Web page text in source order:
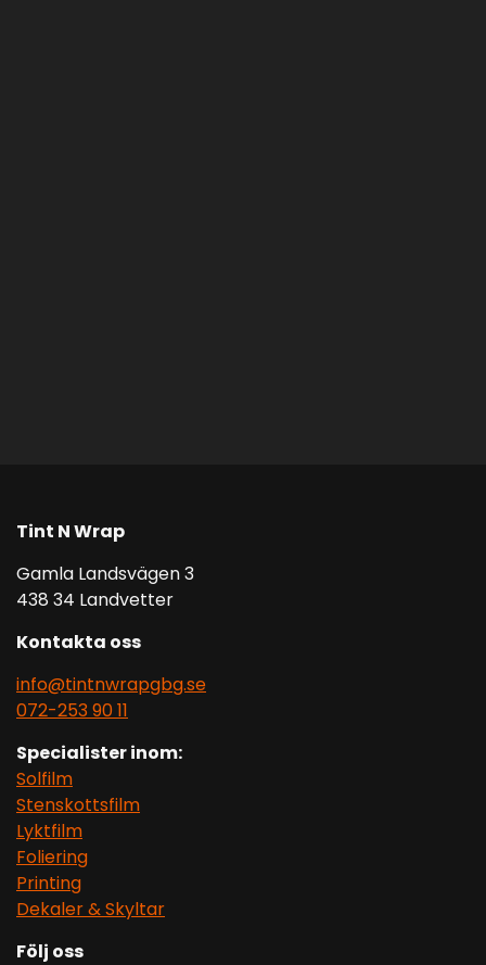
Tint N Wrap
Gamla Landsvägen 3
438 34 Landvetter
Kontakta oss
info@tintnwrapgbg.se
072-253 90 11
Specialister inom:
Solfilm
Stenskottsfilm
Lyktfilm
Foliering
Printing
Dekaler & Skyltar
Följ oss